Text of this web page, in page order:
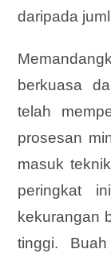
daripada
berkuasa
telah
prosesan
masuk
peringkat
kekurangan
tinggi.